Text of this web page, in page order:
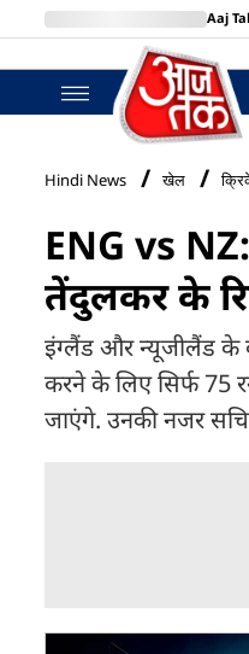
Aaj
BT Bazaar
Hindi News खेल
ENG vs
तेंदुलकर के
इंग्लैंड और न्यूजीलैंड के
करने के लिए सिर्फ 75
जाएंगे. उनकी नजर